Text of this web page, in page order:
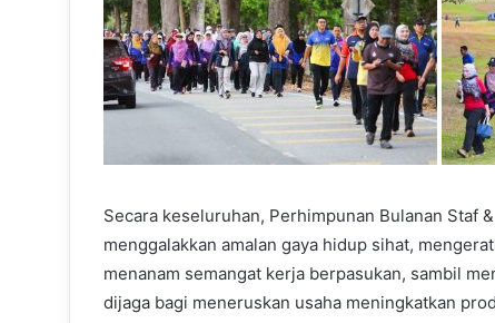
Secara keseluruhan, Perhimpunan Bulanan Staf
menggalakkan amalan gaya hidup sihat,
menanam semangat kerja berpasukan, sambil
dijaga bagi meneruskan usaha meningkatkan